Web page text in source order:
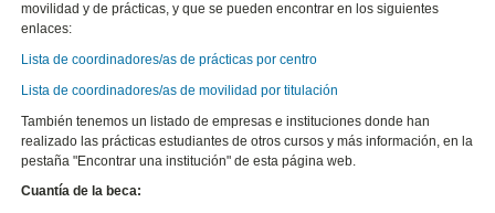
movilidad y de prácticas, y que se pueden encontrar en los siguientes
enlaces:
Lista de coordinadores/as de prácticas por centro
Lista de coordinadores/as de movilidad por titulación
También tenemos un listado de empresas e instituciones donde han
realizado las prácticas estudiantes de otros cursos y más información, en la
pestaña "Encontrar una institución" de esta página web.
Cuantía de la beca: